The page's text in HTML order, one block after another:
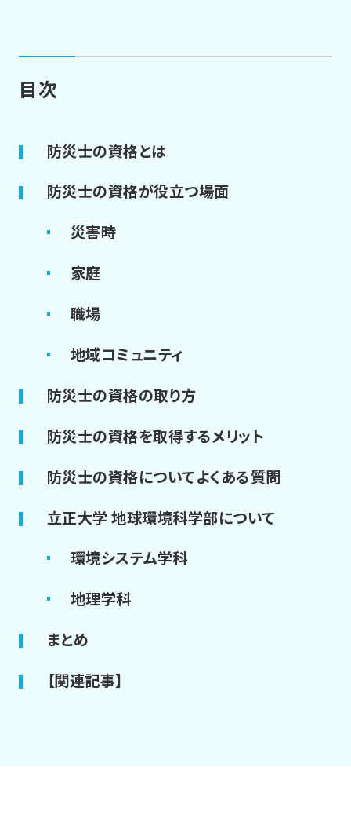
目次
防災士の資格とは
防災士の資格が役立つ場面
災害時
家庭
職場
地域コミュニティ
防災士の資格の取り方
防災士の資格を取得するメリット
防災士の資格についてよくある質問
立正大学 地球環境科学部について
環境システム学科
地理学科
まとめ
【関連記事】